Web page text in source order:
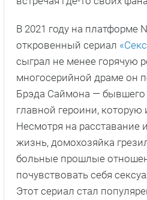
В 2021 году на платформе
откровенный сериал
сыграл не менее горячую
многосерийной драме он
Брэда Саймона —
главной героини, которую
Несмотря на расставание
жизнь, домохозяйка
больные прошлые
почувствовать себя
Этот сериал стал